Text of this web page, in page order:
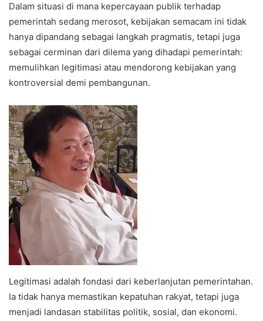
Dalam situasi di mana kepercayaan publik terhadap
pemerintah sedang merosot, kebijakan semacam ini tidak
hanya dipandang sebagai langkah pragmatis, tetapi juga
sebagai cerminan dari dilema yang dihadapi pemerintah:
memulihkan legitimasi atau mendorong kebijakan yang
kontroversial demi pembangunan.
Legitimasi adalah fondasi dari keberlanjutan pemerintahan.
Ia tidak hanya memastikan kepatuhan rakyat, tetapi juga
menjadi landasan stabilitas politik, sosial, dan ekonomi.